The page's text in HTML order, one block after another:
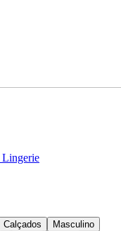
Lingerie
Calçados
Masculino